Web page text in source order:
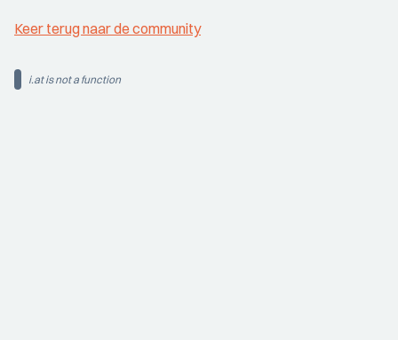
Keer terug naar de community
i.at is not a function